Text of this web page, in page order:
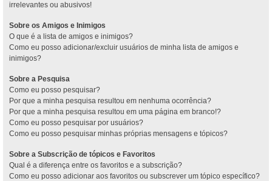
irrelevantes ou abusivos!
Sobre os Amigos e Inimigos
O que é a lista de amigos e inimigos?
Como eu posso adicionar/excluir usuários de minha lista de amigos e
inimigos?
Sobre a Pesquisa
Como eu posso pesquisar?
Por que a minha pesquisa resultou em nenhuma ocorrência?
Por que a minha pesquisa resultou em uma página em branco!?
Como eu posso pesquisar por usuários?
Como eu posso pesquisar minhas próprias mensagens e tópicos?
Sobre a Subscrição de tópicos e Favoritos
Qual é a diferença entre os favoritos e a subscrição?
Como eu posso adicionar aos favoritos ou subscrever um tópico específico?